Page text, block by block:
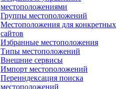
местоположениями
Группы местоположений
Местоположения для конкретных
сайтов
Избранные местоположения
Типы местоположений
Внешние сервисы
Импорт местоположений
Переиндексация поиска
местоположений